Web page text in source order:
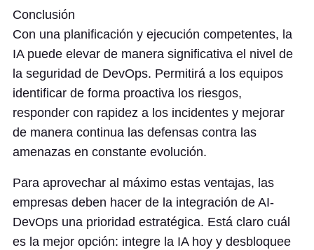
Conclusión
Con una planificación y ejecución competentes, la
IA puede elevar de manera significativa el nivel de
la seguridad de DevOps. Permitirá a los equipos
identificar de forma proactiva los riesgos,
responder con rapidez a los incidentes y mejorar
de manera continua las defensas contra las
amenazas en constante evolución.
Para aprovechar al máximo estas ventajas, las
empresas deben hacer de la integración de AI-
DevOps una prioridad estratégica. Está claro cuál
es la mejor opción: integre la IA hoy y desbloquee